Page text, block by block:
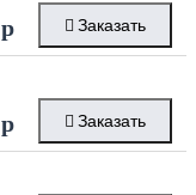
р Заказать
р Заказать